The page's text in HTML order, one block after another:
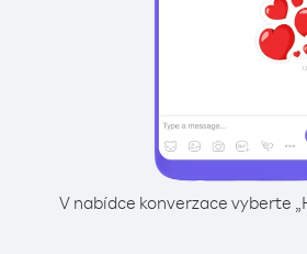
V nabídce konverzace vyberte